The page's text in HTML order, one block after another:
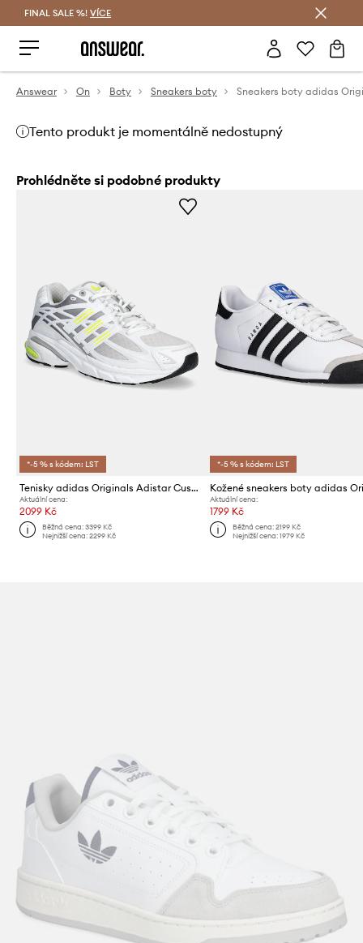
FINAL SALE %! VÍCE
Answear On Boty Sneakers boty
Tento produkt je momentálně nedostupný
Prohlédněte si podobné produkty
*-5 % s kódem: LST
Tenisky adidas Originals Adistar Cushion
Aktuální cena:
2099 Kč
Běžná cena:3399 Kč
Nejnižší cena:2299 Kč
*-5 % s kódem: LST
Aktuální cena:
1799 Kč
Běžná cena: 2199 Kč
Nejnižší cena: 1979 Kč